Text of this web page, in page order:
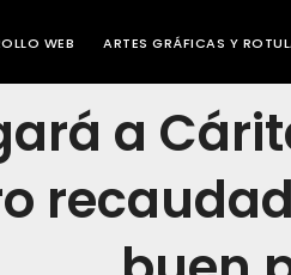
WEB ARTES GRÁFICAS Y
a